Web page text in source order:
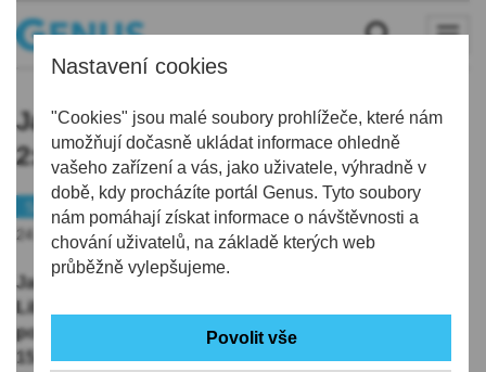
Nastavení cookies
"Cookies" jsou malé soubory prohlížeče, které nám
umožňují dočasně ukládat informace ohledně
vašeho zařízení a vás, jako uživatele, výhradně v
době, kdy procházíte portál Genus. Tyto soubory
nám pomáhají získat informace o návštěvnosti a
chování uživatelů, na základě kterých web
průběžně vylepšujeme.
Jablonečtí fotbalisté zdolali Liberec
2:1 a vyhráli poprvé po šesti kolech
Fotbal
Sport
24.05.2026 | 16:47
Jablonečtí fotbalisté v podještědském derby porazili
Liberec 2:1 a v nadstavbové skupině o titul oslavili v
posledním zápase sezony první výhru. Hosté hráli od
15. minuty bez vyloučeného slovenského obránce